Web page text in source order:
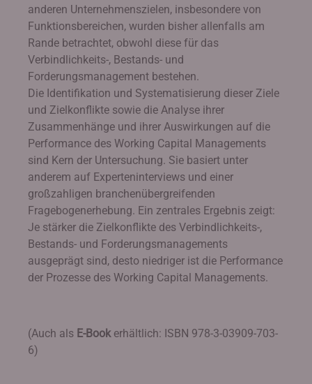
anderen Unternehmenszielen, insbesondere von
Funktionsbereichen, wurden bisher allenfalls am
Rande betrachtet, obwohl diese für das
Verbindlichkeits-, Bestands- und
Forderungsmanagement bestehen.
Die Identifikation und Systematisierung dieser Ziele
und Zielkonflikte sowie die Analyse ihrer
Zusammenhänge und ihrer Auswirkungen auf die
Performance des Working Capital Managements
sind Kern der Untersuchung. Sie basiert unter
anderem auf Experteninterviews und einer
großzahligen branchenübergreifenden
Fragebogenerhebung. Ein zentrales Ergebnis zeigt:
Je stärker die Zielkonflikte des Verbindlichkeits-,
Bestands- und Forderungsmanagements
ausgeprägt sind, desto niedriger ist die Performance
der Prozesse des Working Capital Managements.
(Auch als E-Bookerhältlich: ISBN 978-3-03909-703-
6)